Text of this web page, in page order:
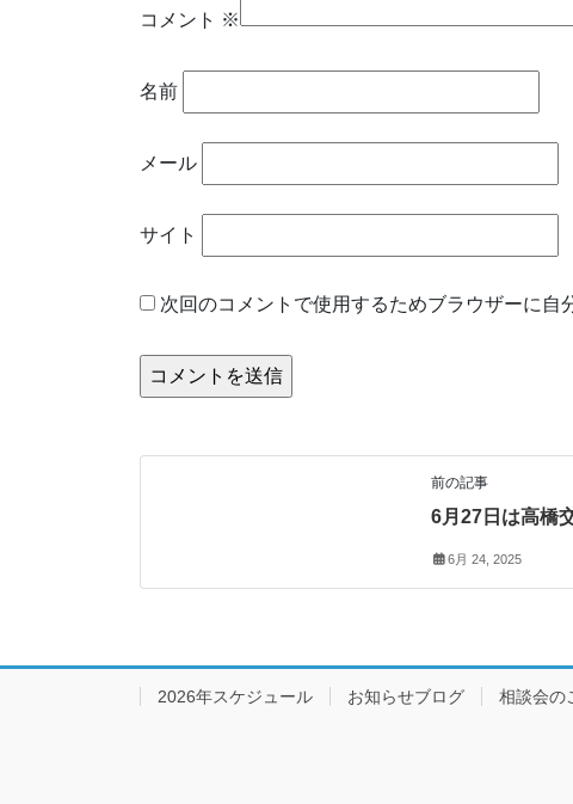
コメント ※
名前
メール
サイト
次回のコメントで使用するためブラウザーに自
前の記事
6月27日は高橋
6月 24, 2025
2026年スケジュール お知らせブログ 相談会の